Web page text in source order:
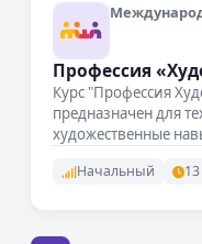
Профессия
Курс "Профессия
предназначен для
художественные
Начальный